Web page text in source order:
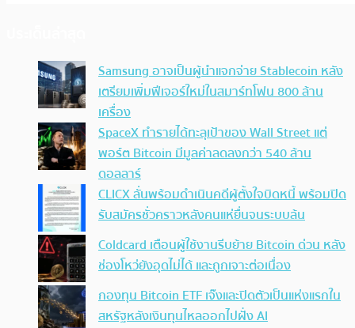
Samsung อาจเป็นผู้นำแจกจ่าย Stablecoin หลัง
เตรียมเพิ่มฟีเจอร์ใหม่ในสมาร์ทโฟน 800 ล้าน
เครื่อง
SpaceX ทำรายได้ทะลุเป้าของ Wall Street แต่
พอร์ต Bitcoin มีมูลค่าลดลงกว่า 540 ล้าน
ดอลลาร์
CLICX ลั่นพร้อมดำเนินคดีผู้ตั้งใจบิดหนี้ พร้อมปิด
รับสมัครชั่วคราวหลังคนแห่ยื่นจนระบบล้น
Coldcard เตือนผู้ใช้งานรีบย้าย Bitcoin ด่วน หลัง
ช่องโหว่ยังอุดไม่ได้ และถูกเจาะต่อเนื่อง
กองทุน Bitcoin ETF เจ๊งและปิดตัวเป็นแห่งแรกใน
สหรัฐหลังเงินทุนไหลออกไปฝั่ง AI